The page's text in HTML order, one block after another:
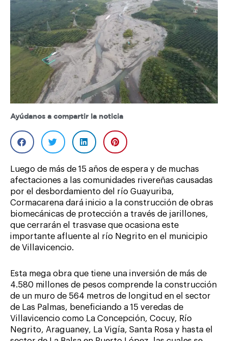
Ayúdanos a compartir la noticia
Luego de más de 15 años de espera y de muchas
afectaciones a las comunidades rivereñas causadas
por el desbordamiento del río Guayuriba,
Cormacarena dará inicio a la construcción de obras
biomecánicas de protección a través de jarillones,
que cerrarán el trasvase que ocasiona este
importante afluente al río Negrito en el municipio
de Villavicencio.
Esta mega obra que tiene una inversión de más de
4.580 millones de pesos comprende la construcción
de un muro de 564 metros de longitud en el sector
de Las Palmas, beneficiando a 15 veredas de
Villavicencio como La Concepción, Cocuy, Río
Negrito, Araguaney, La Vigía, Santa Rosa y hasta el